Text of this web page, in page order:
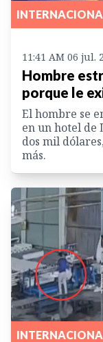
11:41 AM 06 jul.
Hombre
porque le
El hombre se
en un hotel de
dos mil
más.